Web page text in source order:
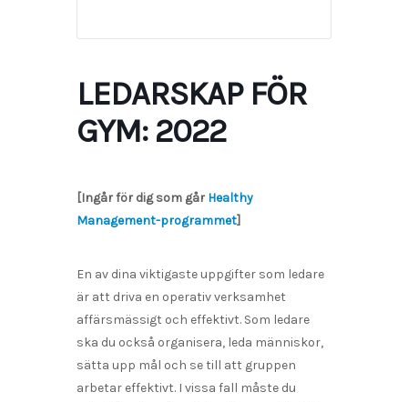
LEDARSKAP FÖR
GYM: 2022
[Ingår för dig som går Healthy
Management-programmet]
En av dina viktigaste uppgifter som ledare
är att driva en operativ verksamhet
affärsmässigt och effektivt. Som ledare
ska du också organisera, leda människor,
sätta upp mål och se till att gruppen
arbetar effektivt. I vissa fall måste du